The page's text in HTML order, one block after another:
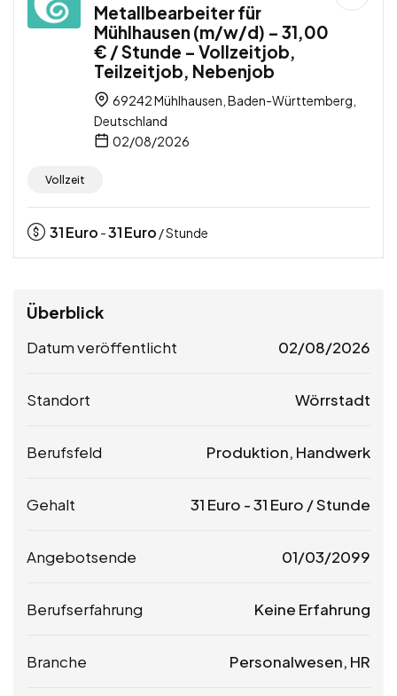
Metallbearbeiter für
Mühlhausen (m/w/d) – 31,00
€ / Stunde – Vollzeitjob,
Teilzeitjob, Nebenjob
69242 Mühlhausen, Baden-Württemberg,
Deutschland
02/08/2026
Vollzeit
31Euro -31Euro / Stunde
Überblick
Datum veröffentlicht 02/08/2026
Standort Wörrstadt
Berufsfeld Produktion, Handwerk
Gehalt 31 Euro -31 Euro / Stunde
Angebotsende 01/03/2099
Berufserfahrung Keine Erfahrung
Branche Personalwesen, HR